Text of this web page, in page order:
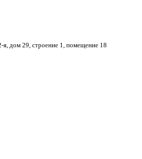
я, дом 29, строение 1, помещение 18